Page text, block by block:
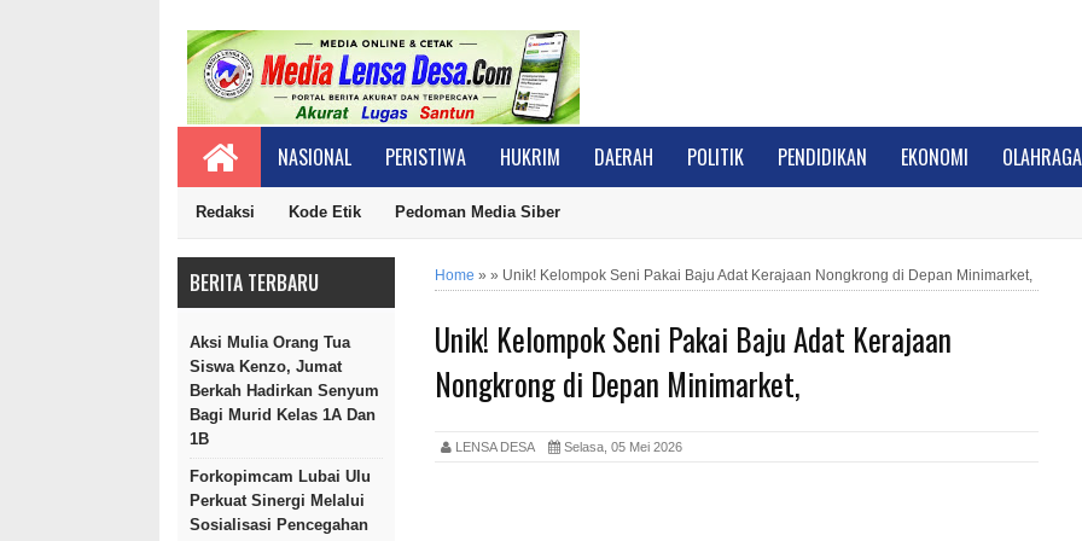
NASIONAL PERISTIWA HUKRIM DAERAH POLITIK PENDIDIKAN EKONOMI OLAHRAGA
Redaksi Kode Etik Pedoman Media Siber
BERITA TERBARU
Aksi Mulia Orang Tua
Siswa Kenzo, Jumat
Berkah Hadirkan Senyum
Bagi Murid Kelas 1A Dan
1B
Forkopimcam Lubai Ulu
Perkuat Sinergi Melalui
Sosialisasi Pencegahan
Home » » Unik! Kelompok Seni Pakai Baju Adat Kerajaan Nongkrong di Depan Minimarket,
Unik! Kelompok Seni Pakai Baju Adat Kerajaan
Nongkrong di Depan Minimarket,
LENSA DESA Selasa, 05 Mei 2026